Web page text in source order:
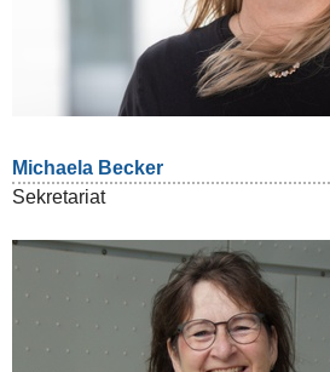
Michaela Becker
Sekretariat